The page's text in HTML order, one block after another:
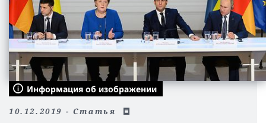
Информация об изображении
10.12.2019 - Статья